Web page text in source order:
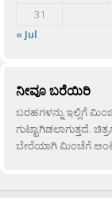
31
« Jul
ನೀವೂ ಬರೆಯಿರಿ
ಬರಹಗಳನ್ನು ಇಲ್ಲಿಗೆ
ಗುಟ್ಟಾಗಿಡಲಾಗುತ್ತದೆ.
ಬೇರೆಯಾಗಿ ಮಿಂಚೆಗೆ